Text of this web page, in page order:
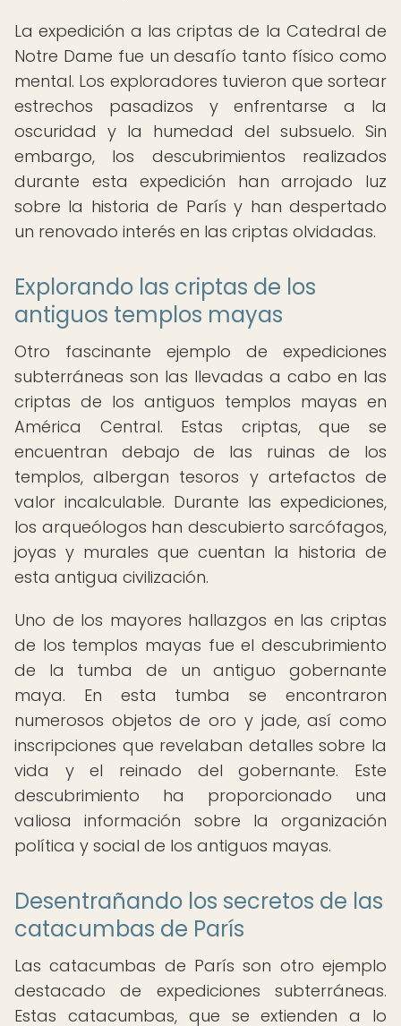
La expedición a las criptas de la Catedral de
Notre Dame fue un desafío tanto físico como
mental. Los exploradores tuvieron que sortear
estrechos pasadizos y enfrentarse a la
oscuridad y la humedad del subsuelo. Sin
embargo, los descubrimientos realizados
durante esta expedición han arrojado luz
sobre la historia de París y han despertado
un renovado interés en las criptas olvidadas.
Explorando las criptas de los
antiguos templos mayas
Otro fascinante ejemplo de expediciones
subterráneas son las llevadas a cabo en las
criptas de los antiguos templos mayas en
América Central. Estas criptas, que se
encuentran debajo de las ruinas de los
templos, albergan tesoros y artefactos de
valor incalculable. Durante las expediciones,
los arqueólogos han descubierto sarcófagos,
joyas y murales que cuentan la historia de
esta antigua civilización.
Uno de los mayores hallazgos en las criptas
de los templos mayas fue el descubrimiento
de la tumba de un antiguo gobernante
maya. En esta tumba se encontraron
numerosos objetos de oro y jade, así como
inscripciones que revelaban detalles sobre la
vida y el reinado del gobernante. Este
descubrimiento ha proporcionado una
valiosa información sobre la organización
política y social de los antiguos mayas.
Desentrañando los secretos de las
catacumbas de París
Las catacumbas de París son otro ejemplo
destacado de expediciones subterráneas.
Estas catacumbas, que se extienden a lo